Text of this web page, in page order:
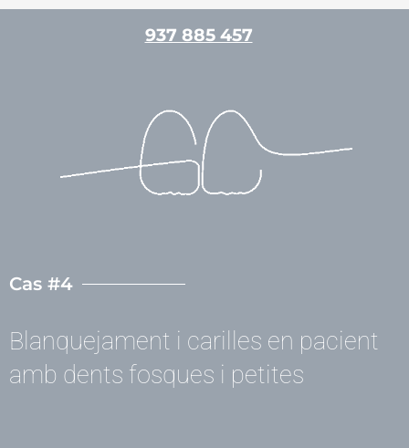
937 885 457
Estètica dental / Per admin
Cas #4
Blanquejament i carilles en pacient
amb dents fosques i petites